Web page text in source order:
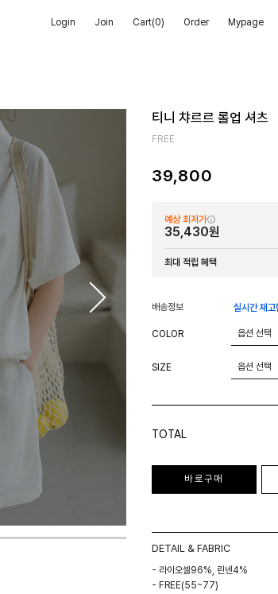
Login Join Cart(0) Order Mypage
티니 챠르르 롤업 셔츠
FREE
39,800
예상 최저가
35,430원
최대 적립 혜택
배송정보 실시간 재고
COLOR
SIZE
TOTAL
바로구매
DETAIL & FABRIC
- 라이오셀96%, 린넨4%
- FREE(55~77)